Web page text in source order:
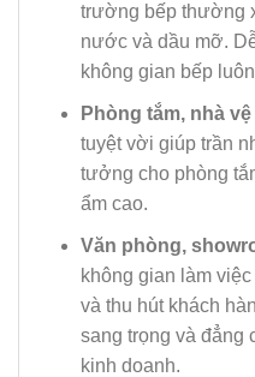
trường bếp thường
nước và dầu mỡ.
không gian bếp
Phòng tắm, nhà
tuyệt vời giúp trần
tưởng cho phòng
ẩm cao.
Văn phòng,
không gian làm
và thu hút khách
sang trọng và đẳng
kinh doanh.